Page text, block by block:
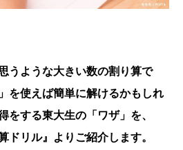
うような大きい数の割り算で
を使えば簡単に解けるかもしれ
をする東大生の「ワザ」を、
ドリル』よりご紹介します。